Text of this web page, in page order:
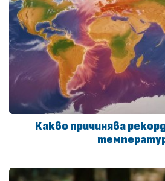
Какво причинява